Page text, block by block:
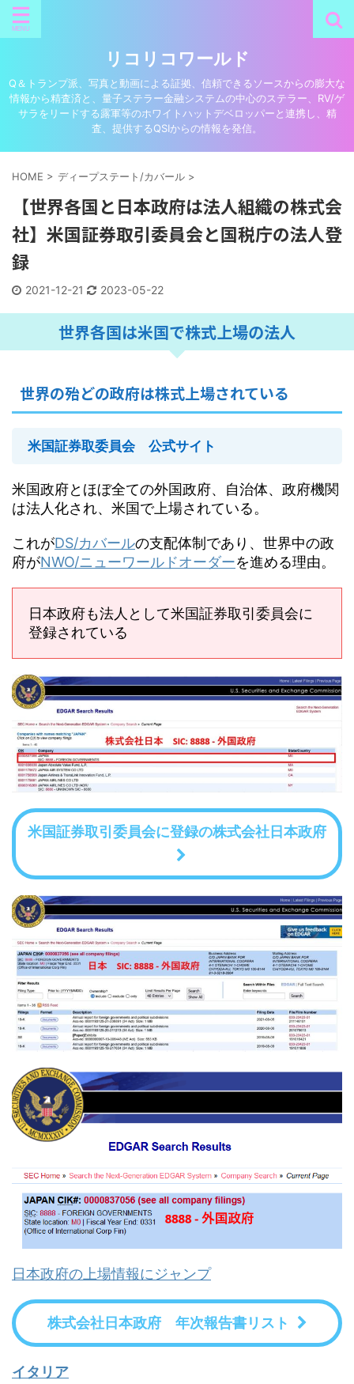
リコリコワールド
Q＆トランプ派、写真と動画による証拠、信頼できるソースからの膨大な
情報から精査済と、量子ステラー金融システムの中心のステラー、RV/ゲ
サラをリードする露軍等のホワイトハットデベロッパーと連携し、精
査、提供するQSIからの情報を発信。
HOME > ディープステート/カバール >
【世界各国と日本政府は法人組織の株式会
社】米国証券取引委員会と国税庁の法人登
録
2021-12-21 2023-05-22
世界各国は米国で株式上場の法人
世界の殆どの政府は株式上場されている
米国証券取委員会 公式サイト
米国政府とほぼ全ての外国政府、自治体、政府機関
は法人化され、米国で上場されている。
これがDS/カバールの支配体制であり、世界中の政
府がNWO/ニューワールドオーダーを進める理由。
日本政府も法人として米国証券取引委員会に
登録されている
米国証券取引委員会に登録の株式会社日本政府
日本政府の上場情報にジャンプ
株式会社日本政府 年次報告書リスト
イタリア